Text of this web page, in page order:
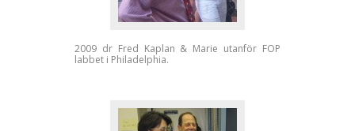
2009 dr Fred Kaplan & Marie utanför FOP
labbet i Philadelphia.